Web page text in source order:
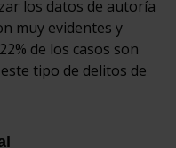
los datos de autoría
muy evidentes y
de los casos son
tipo de delitos de